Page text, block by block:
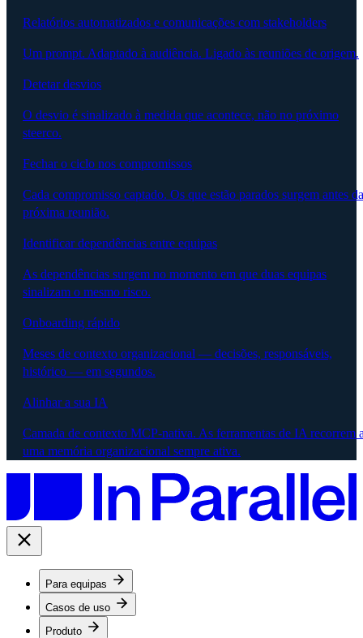
Relatórios automatizados e comunicações com stakeholders
Um prompt. Adaptado à audiência. Ligado às reuniões de origem.
Detetar desvios
O desvio é sinalizado à medida que acontece, não no próximo
steerco.
Fechar o ciclo nos compromissos
Cada compromisso captado. Os que estão parados surgem antes da
próxima reunião.
Identificar dependências entre equipas
As dependências surgem no momento em que duas equipas
sinalizam o mesmo risco.
Onboarding rápido
Meses de contexto organizacional — decisões, responsáveis,
histórico — em segundos.
Alinhar a sua IA
Camada de contexto MCP-nativa. As ferramentas de IA recorrem
uma memória organizacional sempre ativa.
Para equipas
Casos de uso
Produto